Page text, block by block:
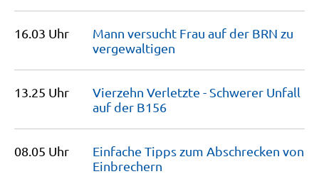
16.03 Uhr
Mann versucht Frau auf der BRN zu
vergewaltigen
13.25 Uhr
Vierzehn Verletzte - Schwerer Unfall
auf der B156
08.05 Uhr
Einfache Tipps zum Abschrecken von
Einbrechern